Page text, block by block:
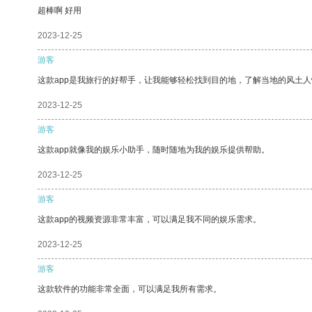
超棒啊 好用
2023-12-25
游客
这款app是我旅行的好帮手，让我能够轻松找到目的地，了解当地的风土
2023-12-25
游客
这款app就像我的娱乐小助手，随时随地为我的娱乐提供帮助。
2023-12-25
游客
这款app的视频资源非常丰富，可以满足我不同的娱乐需求。
2023-12-25
游客
这款软件的功能非常全面，可以满足我所有需求。